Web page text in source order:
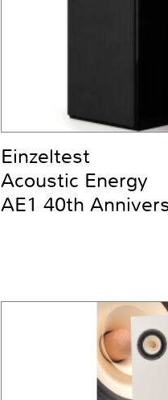
Einzeltest
Acoustic Energy
AE1 40th